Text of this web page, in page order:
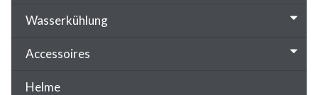
Wasserkühlung
Accessoires
Helme